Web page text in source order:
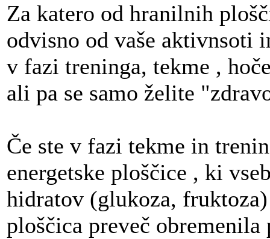
Za katero od hranilnih
odvisno od vaše aktivnsoti
v fazi treninga, tekme ,
ali pa se samo želite
Če ste v fazi tekme in
energetske ploščice , ki
hidratov (glukoza,
ploščica preveč obremenila